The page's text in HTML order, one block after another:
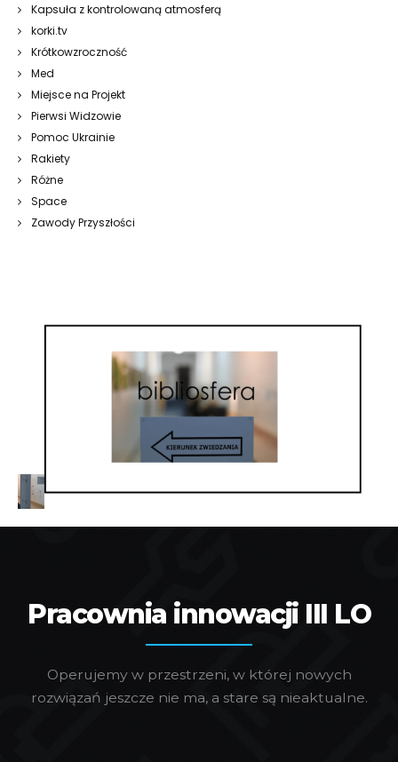
Kapsuła z kontrolowaną atmosferą
korki.tv
Krótkowzroczność
Med
Miejsce na Projekt
Pierwsi Widzowie
Pomoc Ukrainie
Rakiety
Różne
Space
Zawody Przyszłości
Pracownia innowacji III LO
Operujemy w przestrzeni, w której nowych
rozwiązań jeszcze nie ma, a stare są nieaktualne.